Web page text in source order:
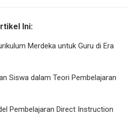
Ini:
Merdeka untuk Guru di Era
Siswa dalam Teori Pembelajaran
Pembelajaran Direct Instruction